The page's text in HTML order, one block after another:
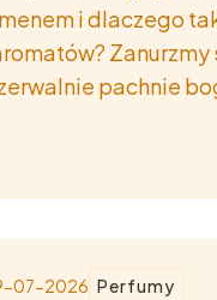
i dlaczego
pachnie
07-2026 Perfumy